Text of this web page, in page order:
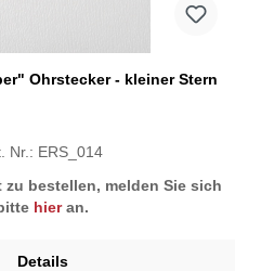
Ohrstecker - kleiner Stern
Nr.: ERS_014
zu bestellen, melden Sie sich
hieran.
Details